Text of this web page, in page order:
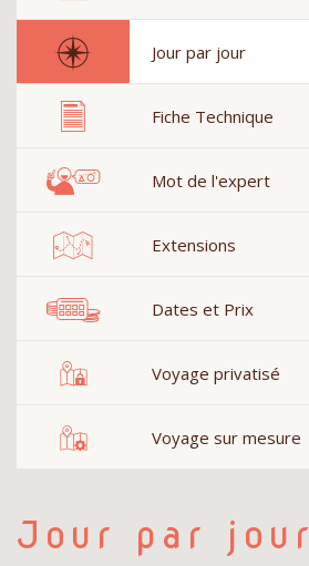
Jour par jour
Fiche Technique
Mot de l'expert
Extensions
Dates et Prix
Voyage privatisé
Voyage sur mesure
Jour par jour